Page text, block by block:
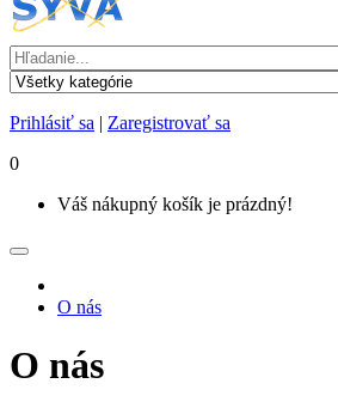
Prihlásiť sa | Zaregistrovať sa
0
Váš nákupný košík je prázdný!
O nás
O nás